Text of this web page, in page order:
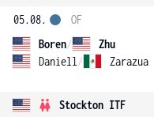
05.08.
Boren/
Zhu
Daniell / Zarazua
OF
Stockton ITF